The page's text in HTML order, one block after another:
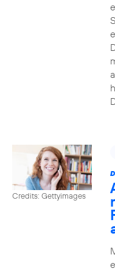
Credits: Gettyimages